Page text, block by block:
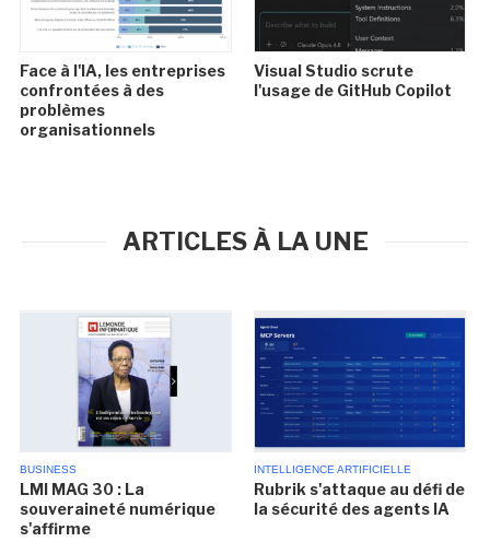
Face à l'IA, les entreprises
confrontées à des
problèmes
organisationnels
Visual Studio scrute
l'usage de GitHub Copilot
ARTICLES À LA UNE
BUSINESS
LMI MAG 30 : La
souveraineté numérique
s'affirme
INTELLIGENCE ARTIFICIELLE
Rubrik s'attaque au défi de
la sécurité des agents IA